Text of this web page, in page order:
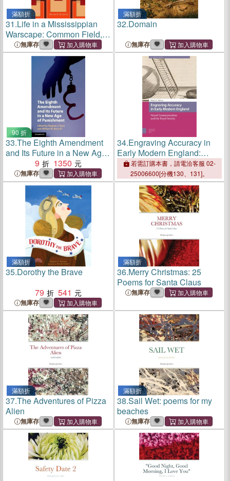
滿額折
31.Life in a Mississippian
Warscape: Common Field,
Cahokia, and the Effects of
Warfare
無庫存
滿額折
32.Domain
無庫存
90 折
33.The Eighth Amendment
and Its Future in a New Age
of Punishment
9 1350
無庫存
34.Engraving Accuracy in
Early Modern England:
Visual Communication and
the Royal Society
若需訂購本書，請電洽客服 02-
25006600[分機130、131]。
滿額折
35.Dorothy the Brave
79
541
無庫存
滿額折
36.Merry Christmas: 25
Poems for Santa Claus
無庫存
滿額折
37.The Adventures of Pizza
Alien
無庫存
滿額折
38.Sail Wet: poems for my
beaches
無庫存